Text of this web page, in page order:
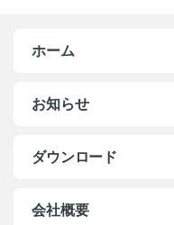
ホーム
お知らせ
ダウンロード
会社概要